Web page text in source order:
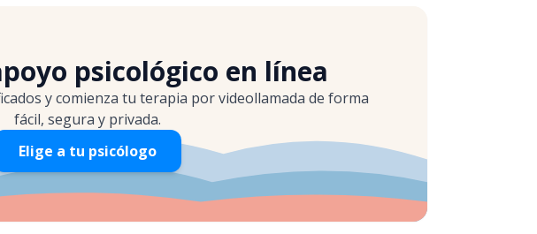
psicológico en línea
y comienza tu terapia por videollamada de forma
fácil, segura y privada.
Elige a tu psicólogo